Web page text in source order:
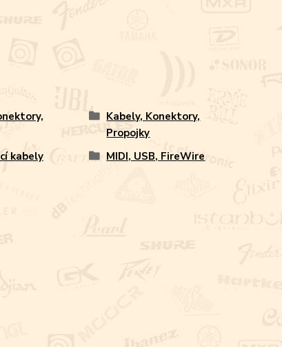
Kabely, Konektory,
Propojky
kabely MIDI, USB, FireWire